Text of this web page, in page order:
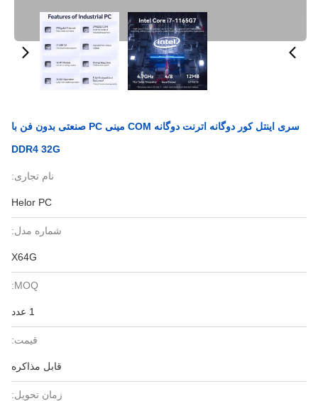
سری اینتل کور دوگانه اترنت دوگانه COM مینی PC صنعتی بدون فن با
DDR4 32G
نام تجاری:
Helor PC
شماره مدل:
X64G
MOQ:
قیمت:
قابل مذاکره
زمان تحویل: